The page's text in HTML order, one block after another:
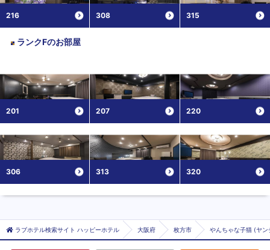
216 308 315
ランクFのお部屋
201 207 220
306 313 320
ラブホテル検索サイト ハッピーホテル 大阪府 枚方市 やんちゃな子猫 (ヤ